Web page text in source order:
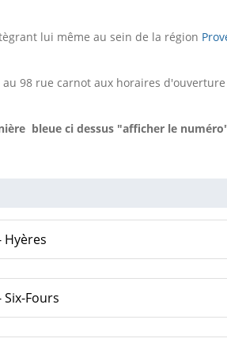
lui même au sein de la région
98 rue carnot aux horaires
bleue ci dessus "afficher le
Hyères
Six-Fours